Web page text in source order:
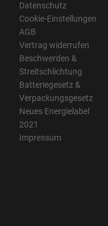
Datenschutz
Cookie-Einstellungen
AGB
Vertrag widerrufen
Beschwerden &
Streitschlichtung
Batteriegesetz &
Verpackungsgesetz
Neues Energielabel
2021
Impressum